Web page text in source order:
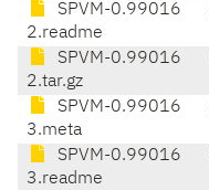
SPVM-0.99016
2.readme
SPVM-0.99016
2.tar.gz
SPVM-0.99016
3.meta
SPVM-0.99016
3.readme